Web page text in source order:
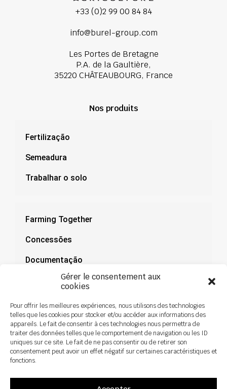
Gérer le consentement aux
cookies
Pour offrir les meilleures expériences, nous utilisons des technologies
telles que les cookies pour stocker et/ou accéder aux informations des
appareils. Le fait de consentir à ces technologies nous permettra de
traiter des données telles que le comportement de navigation ou les ID
uniques sur ce site. Le fait de ne pas consentir ou de retirer son
consentement peut avoir un effet négatif sur certaines caractéristiques et
fonctions.
+33 (0)2 99 00 84 84
info@burel-group.com
Les Portes de Bretagne
P.A. de la Gaultière,
35220 CHÂTEAUBOURG, France
Nos produits
Fertilização
Semeadura
Trabalhar o solo
Farming Together
Concessões
Documentação